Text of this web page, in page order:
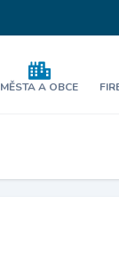
MĚSTA A OBCE